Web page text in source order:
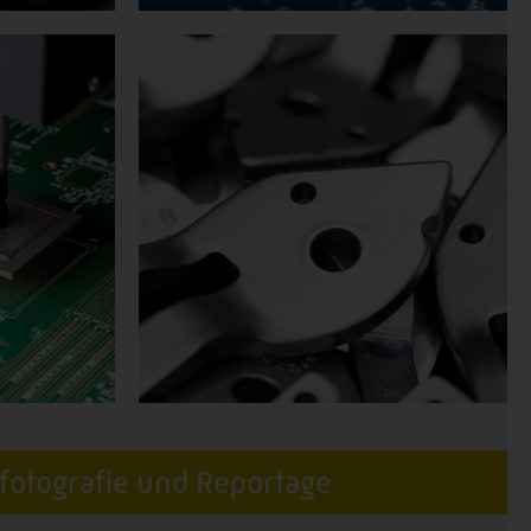
und Reportage